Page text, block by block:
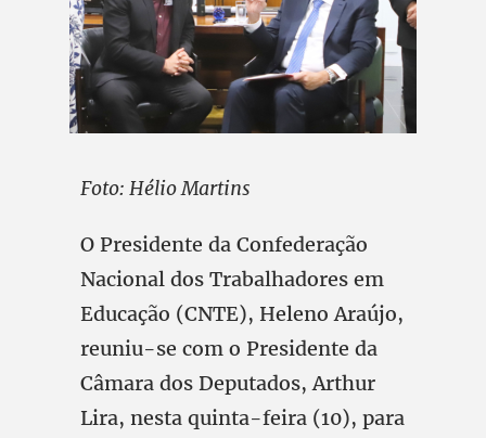
Foto: Hélio Martins
O Presidente da Confederação
Nacional dos Trabalhadores em
Educação (CNTE), Heleno Araújo,
reuniu-se com o Presidente da
Câmara dos Deputados, Arthur
Lira, nesta quinta-feira (10), para